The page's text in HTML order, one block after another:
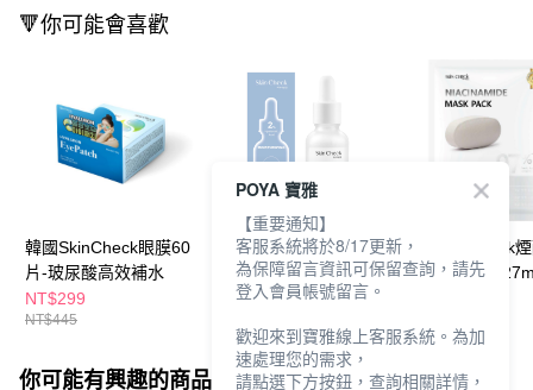
🔻你可能會喜歡
韓國SkinCheck眼膜60
片-玻尿酸高效補水
NT$299
NT$445
韓國SkinCheck 2%玻
尿酸精華30ml
NT$280
韓國SkinCheck
嫩白淡化面膜
你可能有興趣的商品 全站排行
POYA 寶雅
【重要通知】
客服系統將於8/17更新，
為保障留言資訊可保留查詢，請先
登入會員帳號留言。
歡迎來到寶雅線上客服系統。為加
速處理您的需求，
請點選下方按鈕，查詢相關詳情，